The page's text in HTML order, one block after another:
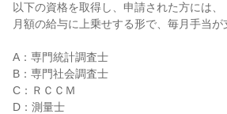
以下の資格を取得し、申請された方には、
月額の給与に上乗せする形で、毎月手当が
A：専門統計調査士
B：専門社会調査士
C：ＲＣＣＭ
D：測量士